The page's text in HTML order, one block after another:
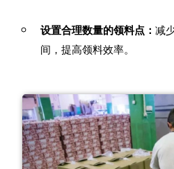
设置合理数量的领料点： 减
间，提高领料效率。